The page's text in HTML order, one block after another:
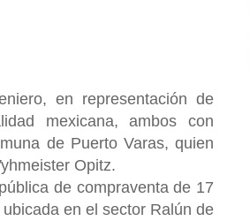
en representación de
mexicana, ambos con
de Puerto Varas, quien
Opitz.
de compraventa de 17
en el sector Ralún de